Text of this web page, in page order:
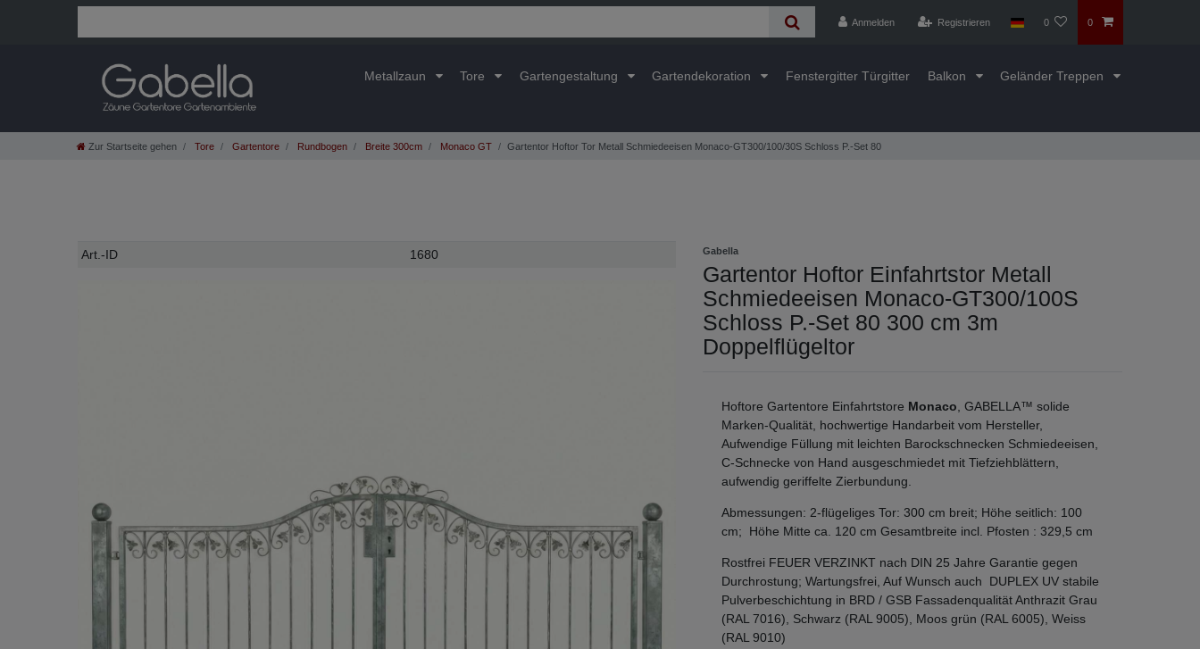
Anmelden Registrieren 0 0
Metallzaun Tore Gartengestaltung Gartendekoration Fenstergitter Türgitter Balkon Geländer Treppen
Zur Startseite gehen Tore Gartentore Rundbogen Breite 300cm Monaco GT Gartentor Hoftor Tor Metall Schmiedeeisen Monaco-GT300/100/30S Schloss P.-Set 80
Technisches
Wert
Art.-ID 1680 Gabella
Gartentor Hoftor Einfahrtstor Metall
Schmiedeeisen Monaco-GT300/100S
Schloss P.-Set 80 300 cm 3m
Doppelflügeltor
Hoftore Gartentore Einfahrtstore Monaco , GABELLA™ solide
Marken-Qualität, hochwertige Handarbeit vom Hersteller,
Aufwendige Füllung mit leichten Barockschnecken Schmiedeeisen,
C-Schnecke von Hand ausgeschmiedet mit Tiefziehblättern,
aufwendig geriffelte Zierbundung.
Abmessungen: 2-flügeliges Tor: 300 cm breit; Höhe seitlich: 100
cm; Höhe Mitte ca. 120 cm Gesamtbreite incl. Pfosten : 329,5 cm
Rostfrei FEUER VERZINKT nach DIN 25 Jahre Garantie gegen
Durchrostung; Wartungsfrei, Auf Wunsch auch DUPLEX UV stabile
Pulverbeschichtung in BRD / GSB Fassadenqualität Anthrazit Grau
(RAL 7016), Schwarz (RAL 9005), Moos grün (RAL 6005), Weiss
(RAL 9010)